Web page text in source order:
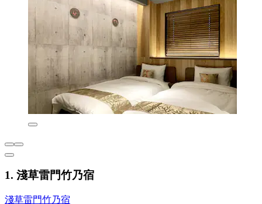
1. 淺草雷門竹乃宿
淺草雷門竹乃宿